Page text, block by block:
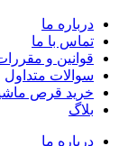
درباره ما
تماس با ما
قوانین و
سوالات متداول
خرید قرص
بلاگ
درباره ما